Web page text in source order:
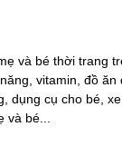
và bé thời trang
vitamin, đồ ăn
dụng cụ cho bé,
bé...